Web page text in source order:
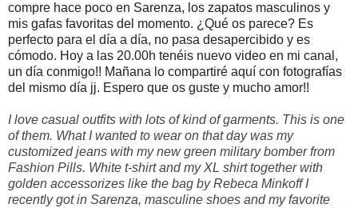
compre hace poco en Sarenza, los zapatos masculinos y
mis gafas favoritas del momento. ¿Qué os parece? Es
perfecto para el día a día, no pasa desapercibido y es
cómodo. Hoy a las 20.00h tenéis nuevo video en mi canal,
un día conmigo!! Mañana lo compartiré aquí con fotografías
del mismo día jj. Espero que os guste y mucho amor!!
I love casual outfits with lots of kind of garments. This is one
of them. What I wanted to wear on that day was my
customized jeans with my new green military bomber from
Fashion Pills. White t-shirt and my XL shirt together with
golden accessorizes like the bag by Rebeca Minkoff I
recently got in Sarenza, masculine shoes and my favorite